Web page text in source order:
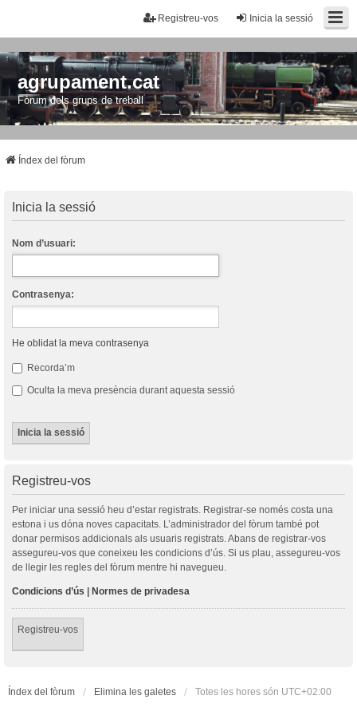
Inicia la sessió
Registreu-vos
agrupament.cat
Fòrum dels grups de treball
Índex del fòrum
Inicia la sessió
Nom d’usuari:
Contrasenya:
He oblidat la meva contrasenya
Recorda’m
Oculta la meva presència durant aquesta sessió
Registreu-vos
Per iniciar una sessió heu d’estar registrats. Registrar-se només costa una
estona i us dóna noves capacitats. L’administrador del fòrum també pot
donar permisos addicionals als usuaris registrats. Abans de registrar-vos
assegureu-vos que coneixeu les condicions d’ús. Si us plau, assegureu-vos
de llegir les regles del fòrum mentre hi navegueu.
Condicions d’ús | Normes de privadesa
Registreu-vos
Índex del fòrum Elimina les galetes Totes les hores són UTC+02:00